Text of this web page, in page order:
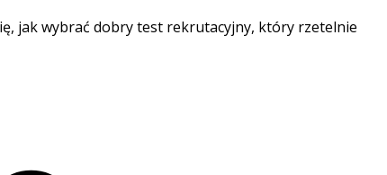
jak wybrać dobry test rekrutacyjny, który rzetelnie